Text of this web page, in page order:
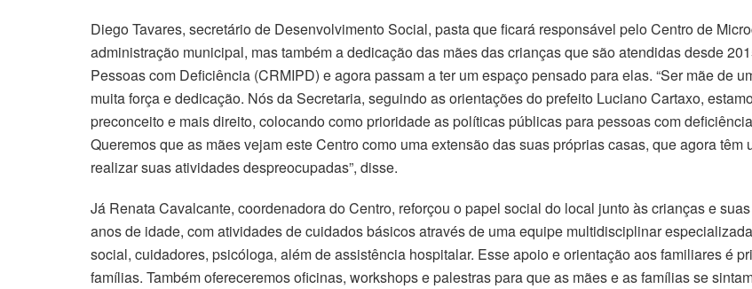
Diego Tavares, secretário de Desenvolvimento Social, pasta que ficará responsável pelo Centro de
administração municipal, mas também a dedicação das mães das crianças que são atendidas desde
Pessoas com Deficiência (CRMIPD) e agora passam a ter um espaço pensado para elas. “Ser mãe de
muita força e dedicação. Nós da Secretaria, seguindo as orientações do prefeito Luciano Cartaxo,
preconceito e mais direito, colocando como prioridade as políticas públicas para pessoas com
Queremos que as mães vejam este Centro como uma extensão das suas próprias casas, que agora
realizar suas atividades despreocupadas”, disse.
Já Renata Cavalcante, coordenadora do Centro, reforçou o papel social do local junto às crianças e
anos de idade, com atividades de cuidados básicos através de uma equipe multidisciplinar
social, cuidadores, psicóloga, além de assistência hospitalar. Esse apoio e orientação aos familiares é
famílias. Também ofereceremos oficinas, workshops e palestras para que as mães e as famílias se